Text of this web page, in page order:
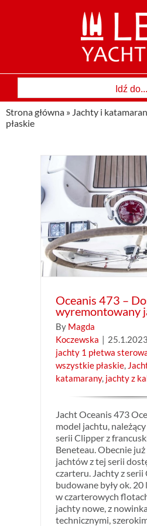
Idź do...
Strona główna » Jachty i
płaskie
Oceanis 473 –
wyremontowany
By Magda
Koczewska | 25.1.2023
jachty 1 płetwa
wszystkie płaskie,
katamarany, jachty z
Jacht Oceanis 473
model jachtu,
serii Clipper z
Beneteau. Obecnie
jachtów z tej serii
czarteru. Jachty z serii
budowane były ok.
w czarterowych
jachty nowe, z
technicznymi,